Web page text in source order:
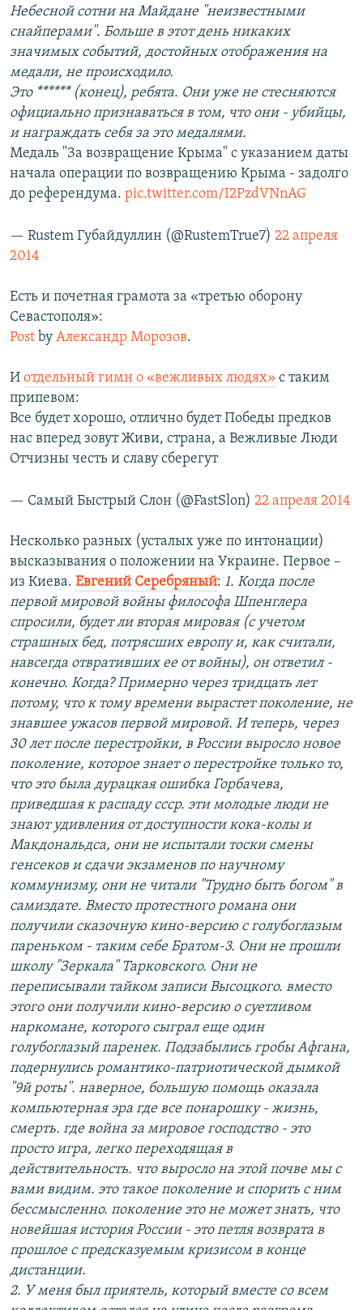
Небесной сотни на Майдане "неизвестными
снайперами". Больше в этот день никаких
значимых событий, достойных отображения на
медали, не происходило.
Это ****** (конец), ребята. Они уже не стесняются
официально признаваться в том, что они - убийцы,
и награждать себя за это медалями.
Медаль "За возвращение Крыма" с указанием даты
начала операции по возвращению Крыма - задолго
до референдума. pic.twitter.com/I2PzdVNnAG
— Rustem Губайдуллин (@RustemTrue7) 22 апреля
2014
Есть и почетная грамота за «третью оборону
Севастополя»:
Post by Александр Морозов.
И отдельный гимн о «вежливых людях» с таким
припевом:
Все будет хорошо, отлично будет Победы предков
нас вперед зовут Живи, страна, а Вежливые Люди
Отчизны честь и славу сберегут
— Самый Быстрый Слон (@FastSlon) 22 апреля 2014
Несколько разных (усталых уже по интонации)
высказывания о положении на Украине. Первое –
из Киева. Евгений Серебряный: 1. Когда после
первой мировой войны философа Шпенглера
спросили, будет ли вторая мировая (с учетом
страшных бед, потрясших европу и, как считали,
навсегда отвративших ее от войны), он ответил -
конечно. Когда? Примерно через тридцать лет
потому, что к тому времени вырастет поколение, не
знавшее ужасов первой мировой. И теперь, через
30 лет после перестройки, в России выросло новое
поколение, которое знает о перестройке только то,
что это была дурацкая ошибка Горбачева,
приведшая к распаду ссср. эти молодые люди не
знают удивления от доступности кока-колы и
Макдональдса, они не испытали тоски смены
генсеков и сдачи экзаменов по научному
коммунизму, они не читали "Трудно быть богом" в
самиздате. Вместо протестного романа они
получили сказочную кино-версию с голубоглазым
пареньком - таким себе Братом-3. Они не прошли
школу "Зеркала" Тарковского. Они не
переписывали тайком записи Высоцкого. вместо
этого они получили кино-версию о суетливом
наркомане, которого сыграл еще один
голубоглазый паренек. Подзабылись гробы Афгана,
подернулись романтико-патриотической дымкой
"9й роты". наверное, большую помощь оказала
компьютерная эра где все понарошку - жизнь,
смерть. где война за мировое господство - это
просто игра, легко переходящая в
действительность. что выросло на этой почве мы с
вами видим. это такое поколение и спорить с ним
бессмысленно. поколение это не может знать, что
новейшая история России - это петля возврата в
прошлое с предсказуемым кризисом в конце
дистанции.
2. У меня был приятель, который вместе со всем